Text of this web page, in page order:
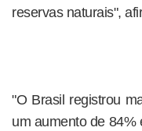
reservas naturais",
"O Brasil registrou
um aumento de 84%